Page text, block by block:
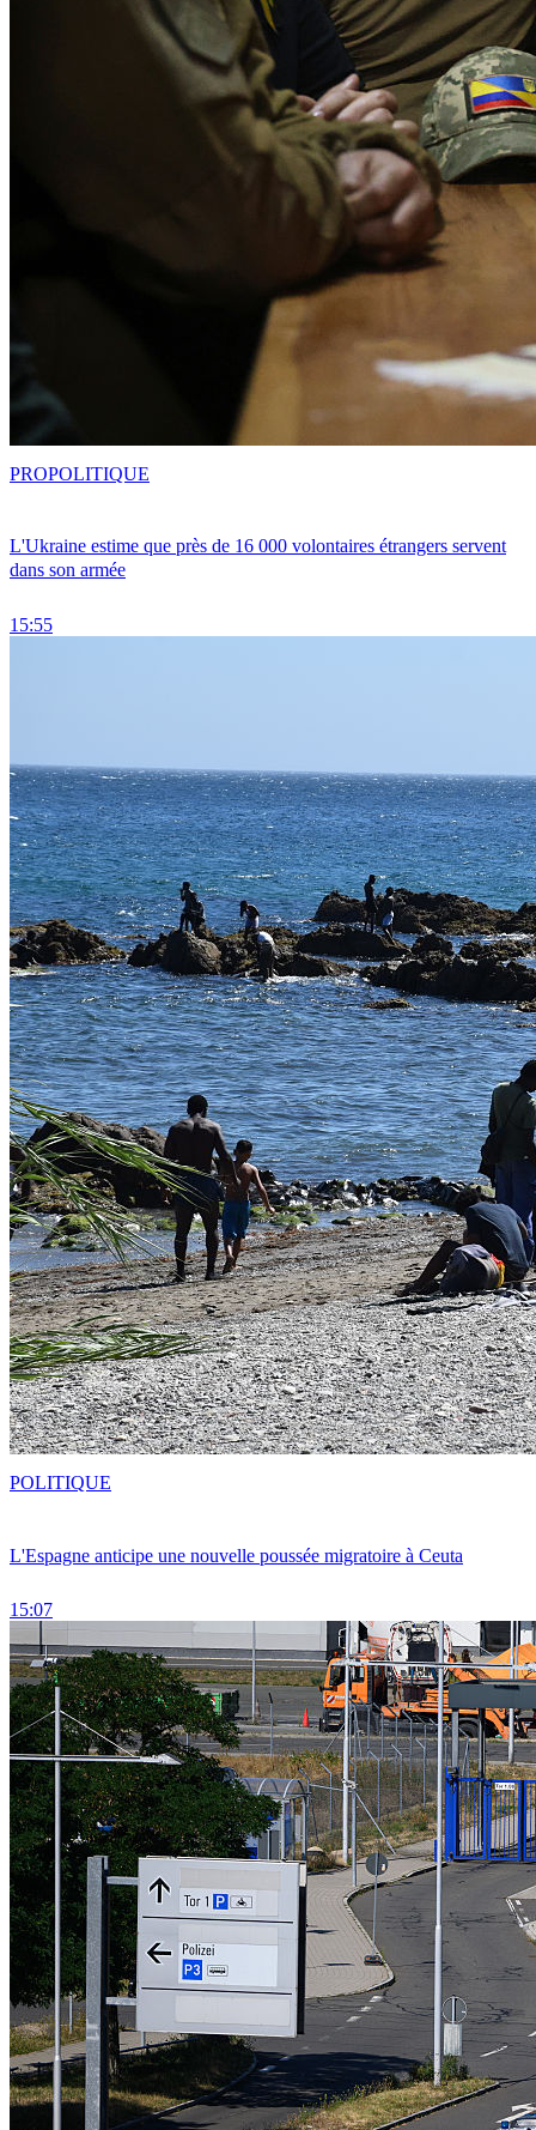
L'Ukraine estime que près de 16 000 volontaires étrangers servent
dans son armée
15:55
PROPOLITIQUE
L'Espagne anticipe une nouvelle poussée migratoire à Ceuta
15:07
POLITIQUE